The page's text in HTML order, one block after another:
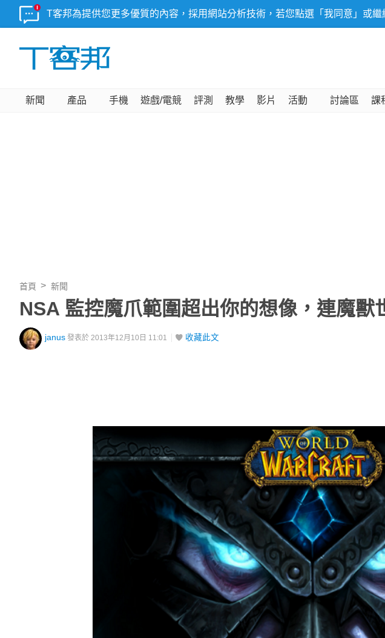
T客邦為提供您更多優質的內容，採用網站分析技術，若您點選「我同意」或
新聞 產品 手機 遊戲/電競 評測 教學 影片 活動 討論區 課
首頁 新聞
NSA 監控魔爪範圍超出你的想像，連魔獸
janus 發表於 2013年12月10日 11:01 收藏此文